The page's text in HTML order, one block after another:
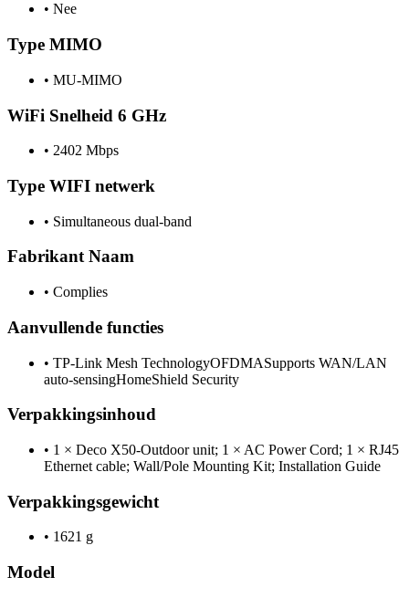
• Nee
Type MIMO
• MU-MIMO
WiFi Snelheid 6 GHz
• 2402 Mbps
Type WIFI netwerk
• Simultaneous dual-band
Fabrikant Naam
• Complies
Aanvullende functies
• TP-Link Mesh TechnologyOFDMASupports WAN/LAN
auto-sensingHomeShield Security
Verpakkingsinhoud
• 1 × Deco X50-Outdoor unit; 1 × AC Power Cord; 1 × RJ45
Ethernet cable; Wall/Pole Mounting Kit; Installation Guide
Verpakkingsgewicht
• 1621 g
Model